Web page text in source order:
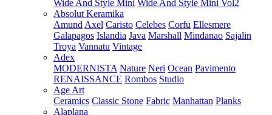
Wide And Style Mini Wide And Style Mini Vol2
Absolut Keramika
Amund Axel Caristo Celebes Corfu Ellesmere
Galapagos Islandia Java Marshall Mindanao Sajalin
Troya Vannatu Vintage
Adex
MODERNISTA Nature Neri Ocean Pavimento
RENAISSANCE Rombos Studio
Age Art
Ceramics Classic Stone Fabric Manhattan Planks
Alaplana